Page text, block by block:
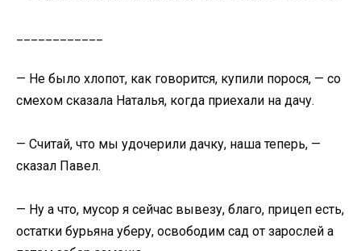
— Не было хлопот, как говорится, купили порося, — со
смехом сказала Наталья, когда приехали на дачу.
— Считай, что мы удочерили дачку, наша теперь, —
сказал Павел.
— Ну а что, мусор я сейчас вывезу, благо, прицеп есть,
остатки бурьяна уберу, освободим сад от зарослей а